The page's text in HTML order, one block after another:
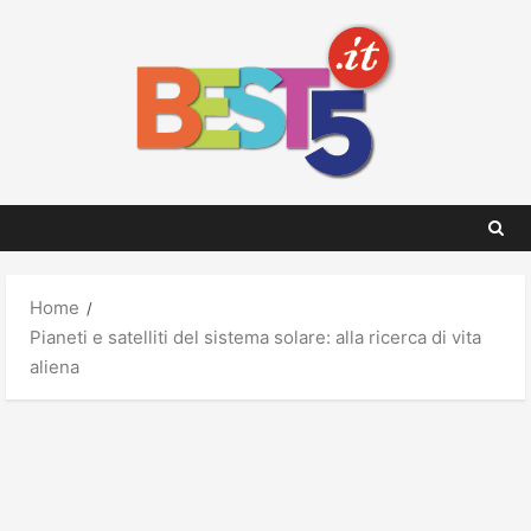
Home
Pianeti e satelliti del sistema solare: alla ricerca di vita
aliena